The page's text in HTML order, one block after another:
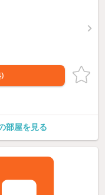
部屋を見る